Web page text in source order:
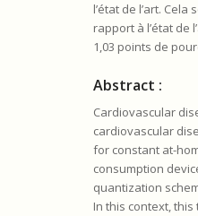
l’état de l’art.
rapport à l’état de
1,03 points de
Abstract :
Cardiovascular
cardiovascular
for constant at-
consumption
quantization
In this context,